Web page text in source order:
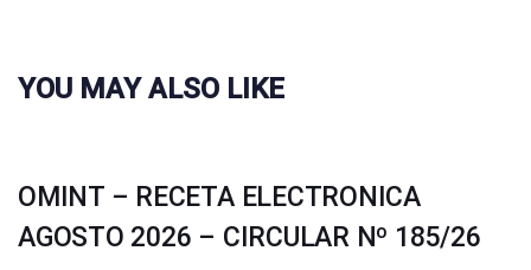
YOU MAY ALSO LIKE
OMINT – RECETA ELECTRONICA
AGOSTO 2026 – CIRCULAR Nº 185/26